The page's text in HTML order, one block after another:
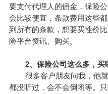
要支付代理人的佣金，保险
会比较便宜，条款费用这些
到所有的条款，想要买性价
险平台资讯、购买。
2、保险公司这么多，买
很多客户朋友问我，他就
都没听过，会不会倒闭等。